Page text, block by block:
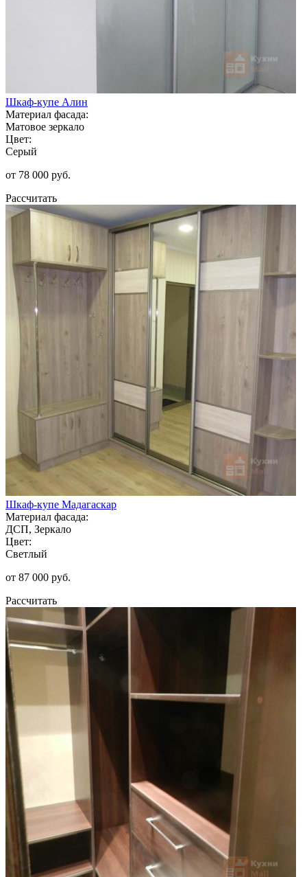
Шкаф-купе Алин
Материал фасада:
Матовое зеркало
Цвет:
Серый
от 78 000 руб.
Рассчитать
Шкаф-купе Мадагаскар
Материал фасада:
ДСП, Зеркало
Цвет:
Светлый
от 87 000 руб.
Рассчитать